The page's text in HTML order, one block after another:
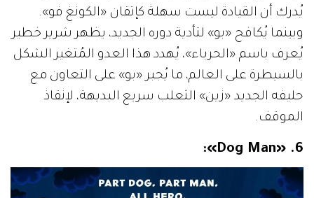
يُدرك أن القيادة ليست سهلة كإتقان «الكونغ فو».
وبينما يُكافح «بو» لتأدية دوره الجديد، يظهر شرير خطير
يُعرف باسم «الحرباء»، يُهدد هذا العدو المُتغير الشكل
بالسيطرة على العالم، ما يُجبر «بو» على التعاون مع
حليفه الجديد «زين» الثعلب سريع البديهة، لإنقاذ
الموقف.
6. «Dog Man»: